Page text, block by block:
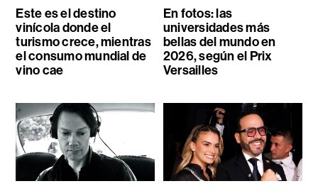
Este es el destino
vinícola donde el
turismo crece, mientras
el consumo mundial de
vino cae
En fotos: las
universidades más
bellas del mundo en
2026, según el Prix
Versailles